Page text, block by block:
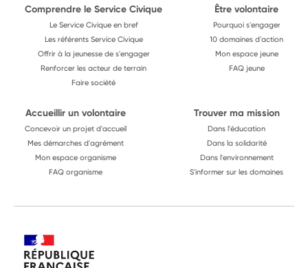
Comprendre le Service Civique
Le Service Civique en bref
Les référents Service Civique
Offrir à la jeunesse de s'engager
Renforcer les acteur de terrain
Faire société
Être volontaire
Pourquoi s'engager
10 domaines d'action
Mon espace jeune
FAQ jeune
Accueillir un volontaire
Concevoir un projet d'accueil
Mes démarches d'agrément
Mon espace organisme
FAQ organisme
Trouver ma mission
Dans l'éducation
Dans la solidarité
Dans l'environnement
S'informer sur les domaines